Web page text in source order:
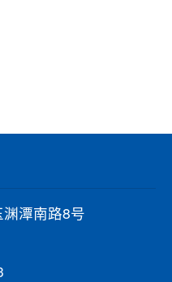
潭南路8号